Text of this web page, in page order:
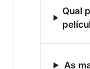
Qual
As